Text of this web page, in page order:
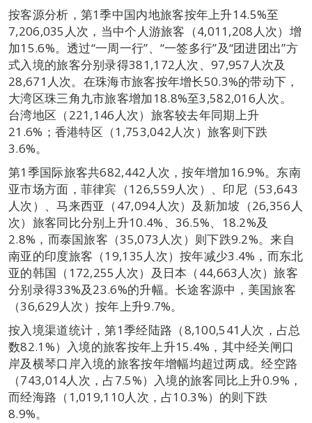
按客源分析，第1季中国内地旅客按年上升14.5%至
7,206,035人次，当中个人游旅客（4,011,208人次）增
加15.6%。透过“一周一行”、“一签多行”及“团进团出”方
式入境的旅客分别录得381,172人次、97,957人次及
28,671人次。在珠海市旅客按年增长50.3%的带动下，
大湾区珠三角九市旅客增加18.8%至3,582,016人次。
台湾地区（221,146人次）旅客较去年同期上升
21.6%；香港特区（1,753,042人次）旅客则下跌
3.6%。
第1季国际旅客共682,442人次，按年增加16.9%。东南
亚市场方面，菲律宾（126,559人次）、印尼（53,643
人次）、马来西亚（47,094人次）及新加坡（26,356人
次）旅客同比分别上升10.4%、36.5%、18.2%及
2.8%，而泰国旅客（35,073人次）则下跌9.2%。来自
南亚的印度旅客（19,135人次）按年减少3.4%，而东北
亚的韩国（172,255人次）及日本（44,663人次）旅客
分别录得33%及23.6%的升幅。长途客源中，美国旅客
（36,629人次）按年上升9.7%。
按入境渠道统计，第1季经陆路（8,100,541人次，占总
数82.1%）入境的旅客按年上升15.4%，其中经关闸口
岸及横琴口岸入境的旅客按年增幅均超过两成。经空路
（743,014人次，占7.5%）入境的旅客同比上升0.9%，
而经海路（1,019,110人次，占10.3%）的则下跌
8.9%。